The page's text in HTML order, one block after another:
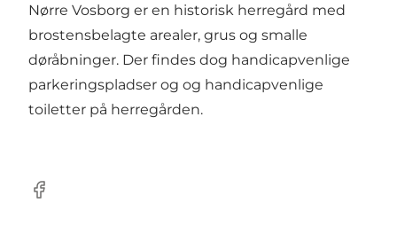
Nørre Vosborg er en historisk herregård med
brostensbelagte arealer, grus og smalle
døråbninger. Der findes dog handicapvenlige
parkeringspladser og og handicapvenlige
toiletter på herregården.
Facebook